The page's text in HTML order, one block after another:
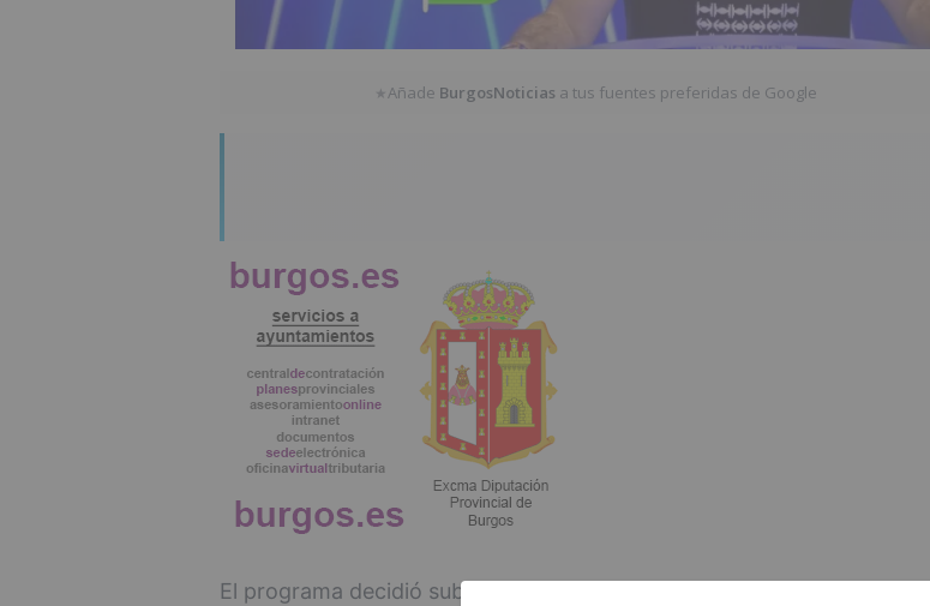
★Añade BurgosNoticias a tus fuentes preferidas de Google
El programa decidió subir el número mínimo de aciertos para superar el